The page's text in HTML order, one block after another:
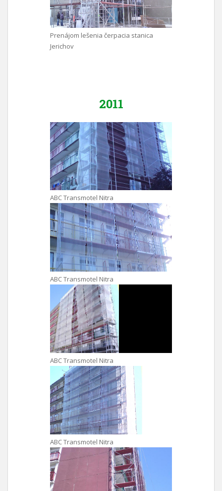
Prenájom lešenia čerpacia stanica
Jerichov
2011
ABC Transmotel Nitra
ABC Transmotel Nitra
ABC Transmotel Nitra
ABC Transmotel Nitra